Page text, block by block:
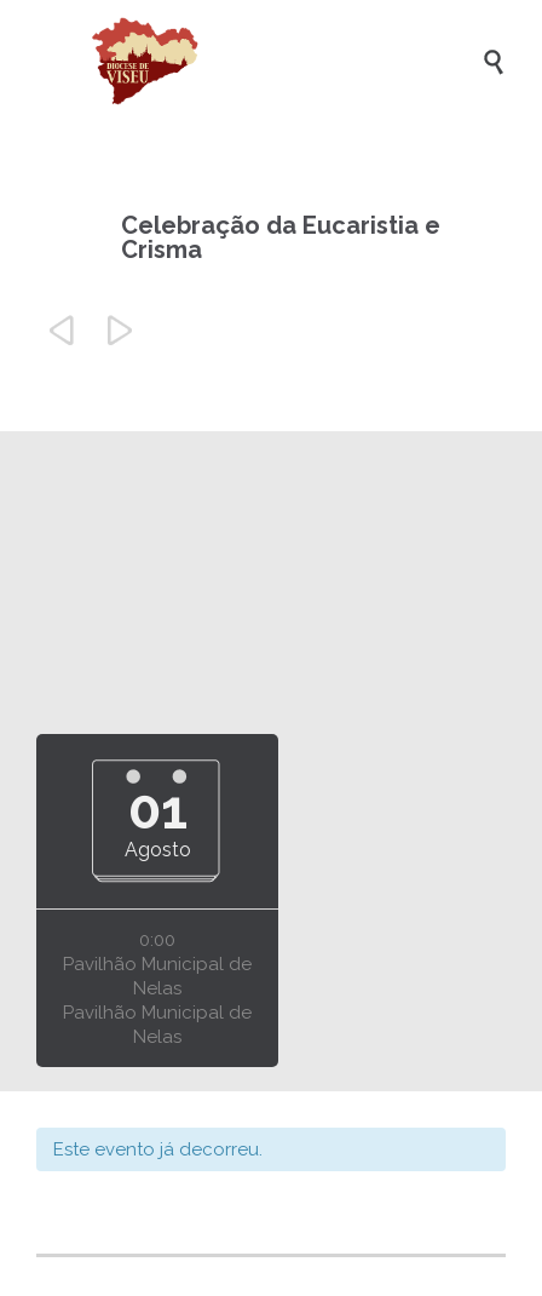

Celebração da Eucaristia e
Crisma
 
01
Agosto
0:00
Pavilhão Municipal de
Nelas
Pavilhão Municipal de
Nelas
Este evento já decorreu.